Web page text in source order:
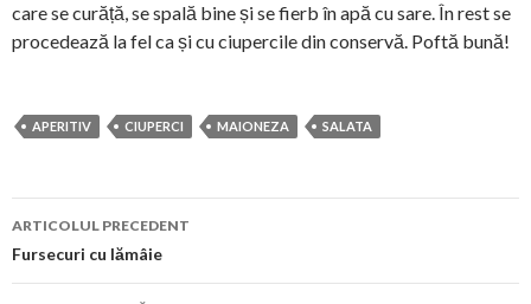
care se curăță, se spală bine și se fierb în apă cu sare. În rest se
procedează la fel ca și cu ciupercile din conservă. Poftă bună!
APERITIV CIUPERCI MAIONEZA SALATA
Navigare
în
ARTICOLUL PRECEDENT
Fursecuri cu lămâie